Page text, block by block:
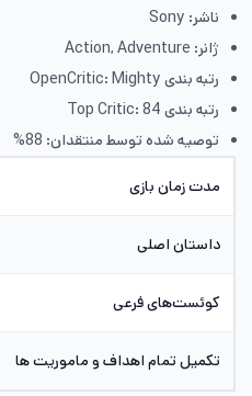
ناشر: Sony
ژانر: Action, Adventure
رتبه بندی OpenCritic: Mighty
رتبه بندی Top Critic: 84
توصیه شده توسط منتقدان: 88%
مدت زمان بازی
داستان اصلی
کوئست‌های فرعی
تکمیل تمام اهداف و ماموریت ها